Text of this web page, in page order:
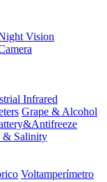
Vision
Infrared
Grape & Alcohol
Salinity
Voltamperímetro